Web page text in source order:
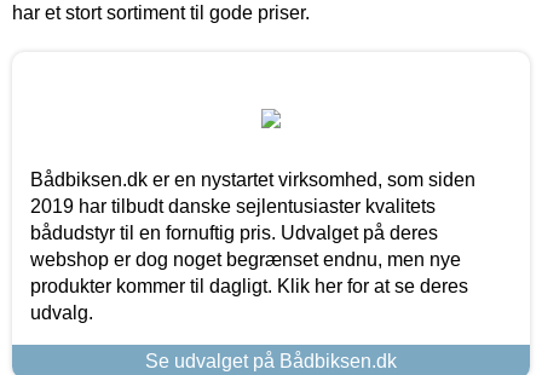
har et stort sortiment til gode priser.
Bådbiksen.dk er en nystartet virksomhed, som siden
2019 har tilbudt danske sejlentusiaster kvalitets
bådudstyr til en fornuftig pris. Udvalget på deres
webshop er dog noget begrænset endnu, men nye
produkter kommer til dagligt. Klik her for at se deres
udvalg.
Se udvalget på Bådbiksen.dk